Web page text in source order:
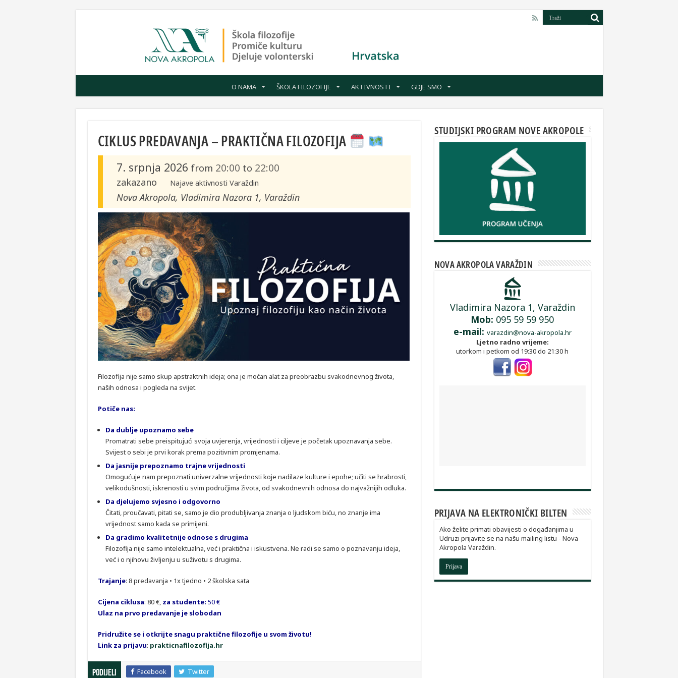
O NAMA ŠKOLA FILOZOFIJE AKTIVNOSTI GDJE SMO
CIKLUS PREDAVANJA – PRAKTIČNA FILOZOFIJA
7. srpnja 2026 from 20:00 to 22:00
zakazano Najave aktivnosti Varaždin
Nova Akropola, Vladimira Nazora 1, Varaždin
Filozofija nije samo skup apstraktnih ideja; ona je moćan alat za preobrazbu svakodnevnog života,
naših odnosa i pogleda na svijet.
Potiče nas:
Da dublje upoznamo sebe
Promatrati sebe preispitujući svoja uvjerenja, vrijednosti i ciljeve je početak upoznavanja sebe.
Svijest o sebi je prvi korak prema pozitivnim promjenama.
Da jasnije prepoznamo trajne vrijednosti
Omogućuje nam prepoznati univerzalne vrijednosti koje nadilaze kulture i epohe; učiti se hrabrosti,
velikodušnosti, iskrenosti u svim područjima života, od svakodnevnih odnosa do najvažnijih odluka.
Da djelujemo svjesno i odgovorno
Čitati, proučavati, pitati se, samo je dio produbljivanja znanja o ljudskom biću, no znanje ima
vrijednost samo kada se primijeni.
Da gradimo kvalitetnije odnose s drugima
Filozofija nije samo intelektualna, već i praktična i iskustvena. Ne radi se samo o poznavanju ideja,
već i o njihovu življenju u suživotu s drugima.
Trajanje: 8 predavanja • 1x tjedno • 2 školska sata
Cijena ciklusa: 80 €, za studente: 50 €
Ulaz na prvo predavanje je slobodan
Pridružite se i otkrijte snagu praktične filozofije u svom životu!
Link za prijavu: prakticnafilozofija.hr
Podijeli Facebook Twitter
STUDIJSKI PROGRAM NOVE AKROPOLE
NOVA AKROPOLA VARAŽDIN
Vladimira Nazora 1, Varaždin
Mob: 095 59 59 950
e-mail: varazdin@nova-akropola.hr
Ljetno radno vrijeme:
utorkom i petkom od 19:30 do 21:30 h
PRIJAVA NA ELEKTRONIČKI BILTEN
Ako želite primati obavijesti o događanjima u
Udruzi prijavite se na našu mailing listu - Nova
Akropola Varaždin.
Prijava